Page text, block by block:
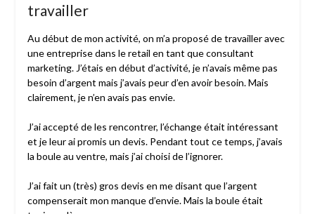
travailler
Au début de mon activité, on m’a proposé de travailler avec
une entreprise dans le retail en tant que consultant
marketing. J’étais en début d’activité, je n’avais même pas
besoin d’argent mais j’avais peur d’en avoir besoin. Mais
clairement, je n’en avais pas envie.
J’ai accepté de les rencontrer, l’échange était intéressant
et je leur ai promis un devis. Pendant tout ce temps, j’avais
la boule au ventre, mais j’ai choisi de l’ignorer.
J’ai fait un (très) gros devis en me disant que l’argent
compenserait mon manque d’envie. Mais la boule était